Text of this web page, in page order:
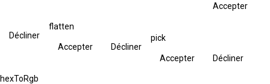
Accepter
Décliner
flatten
Accepter Décliner
pick
Accepter Décliner
hexToRgb